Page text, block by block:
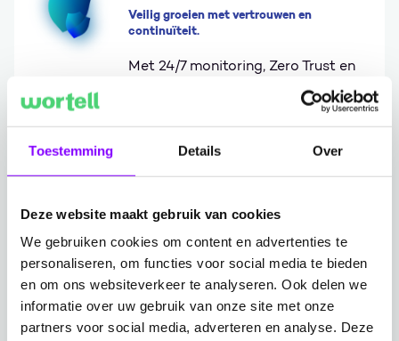
Toestemming Details Over
Deze website maakt gebruik van cookies
We gebruiken cookies om content en advertenties te
personaliseren, om functies voor social media te bieden
en om ons websiteverkeer te analyseren. Ook delen we
informatie over uw gebruik van onze site met onze
partners voor social media, adverteren en analyse. Deze
Veilig groeien met vertrouwen en
continuïteit.
Met 24/7 monitoring, Zero Trust en
Microsoft Sentinel zorgen we voor
maximale continuïteit en naleving
Go to Security.
Kennis en Cases die inspireren